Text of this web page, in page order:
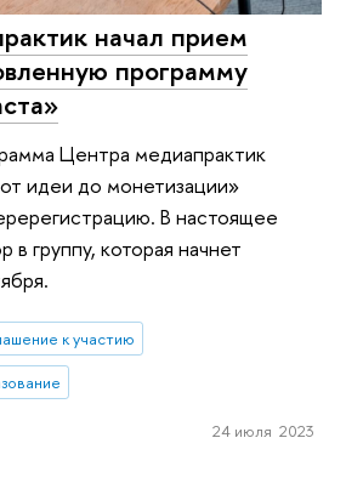
начал прием
программу
Центра медиапрактик
идеи до монетизации»
В настоящее
в группу, которая начнет
к участию
24 июля 2023